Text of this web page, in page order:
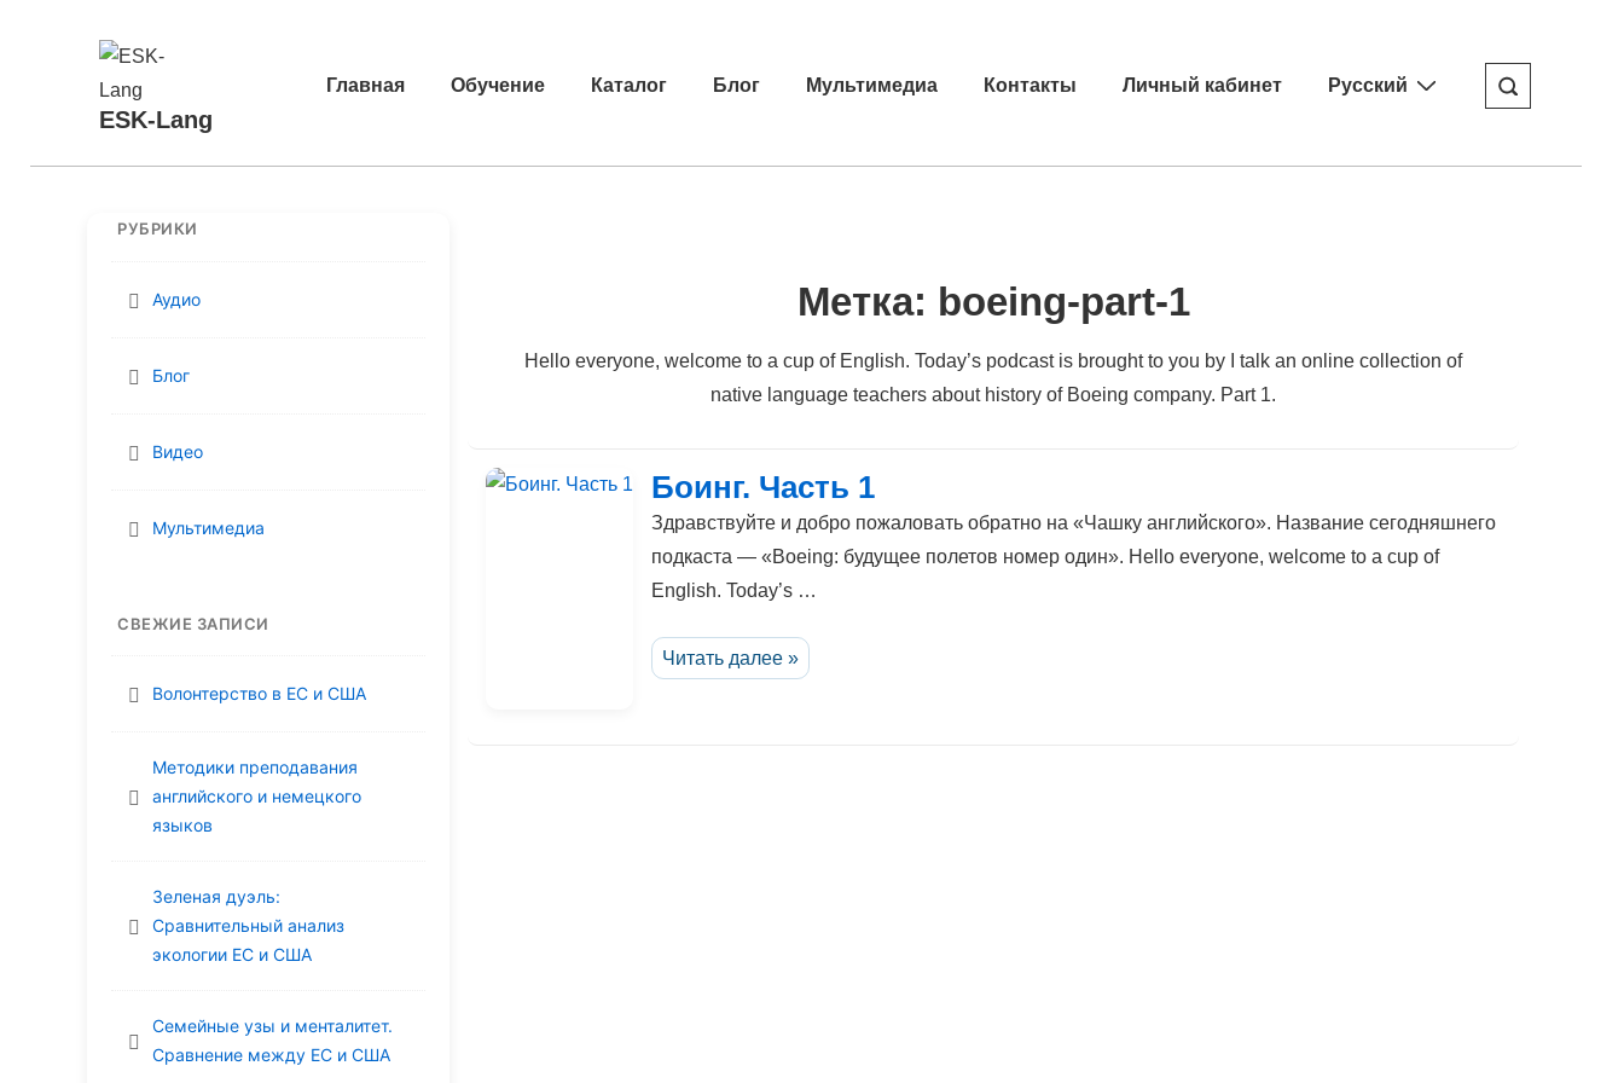
ESK-Lang
Основная
Главная Обучение Каталог Блог Мультимедиа Контакты Личный кабинет Русский
Метка: boeing-part-1
Hello everyone, welcome to a cup of English. Today’s podcast is brought to you by I talk an online collection of
native language teachers about history of Boeing company. Part 1.
Боинг. Часть 1
Здравствуйте и добро пожаловать обратно на «Чашку английского». Название сегодняшнего
подкаста — «Boeing: будущее полетов номер один». Hello everyone, welcome to a cup of
English. Today’s …
Боинг.
Часть
Читать далее »
РУБРИКИ
Аудио
Блог
Видео
Мультимедиа
СВЕЖИЕ ЗАПИСИ
Волонтерство в ЕС и США
Методики преподавания
английского и немецкого
языков
Зеленая дуэль:
Сравнительный анализ
экологии ЕС и США
Семейные узы и менталитет.
Сравнение между ЕС и США